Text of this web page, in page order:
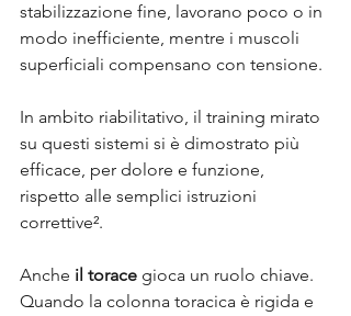
stabilizzazione fine, lavorano poco o in
modo inefficiente, mentre i muscoli
superficiali compensano con tensione.
In ambito riabilitativo, il training mirato
su questi sistemi si è dimostrato più
efficace, per dolore e funzione,
rispetto alle semplici istruzioni
correttive².
Anche il torace gioca un ruolo chiave.
Quando la colonna toracica è rigida e